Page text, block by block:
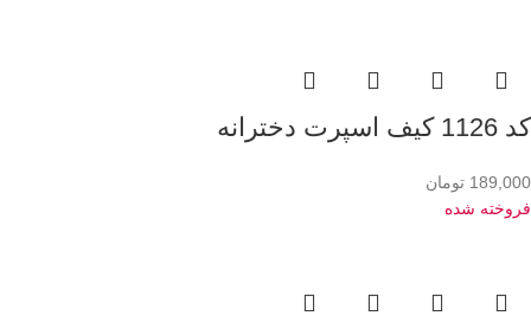
کد 1126 کیف اسپرت دخترانه
189,000 تومان
فروخته شده